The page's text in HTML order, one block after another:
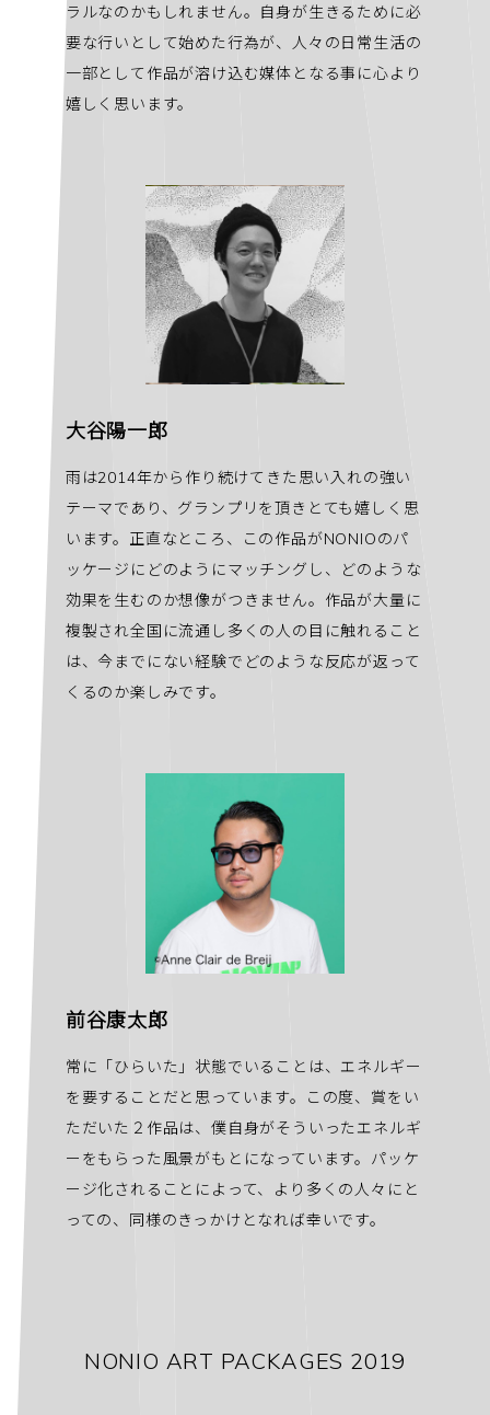
ラルなのかもしれません。自身が生きるために必
要な行いとして始めた行為が、人々の日常生活の
一部として作品が溶け込む媒体となる事に心より
嬉しく思います。
大谷陽一郎
雨は2014年から作り続けてきた思い入れの強い
テーマであり、グランプリを頂きとても嬉しく思
います。正直なところ、この作品がNONIOのパ
ッケージにどのようにマッチングし、どのような
効果を生むのか想像がつきません。作品が大量に
複製され全国に流通し多くの人の目に触れること
は、今までにない経験でどのような反応が返って
くるのか楽しみです。
前谷康太郎
常に「ひらいた」状態でいることは、エネルギー
を要することだと思っています。この度、賞をい
ただいた２作品は、僕自身がそういったエネルギ
ーをもらった風景がもとになっています。パッケ
ージ化されることによって、より多くの人々にと
っての、同様のきっかけとなれば幸いです。
NONIO ART PACKAGES 2019